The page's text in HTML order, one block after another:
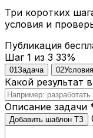
Три коротких
условия и
Публикация
Шаг 1 из 3 33%
01 Задача 02Условия
Какой результат
Описание задачи
Добавить шаблон ТЗ